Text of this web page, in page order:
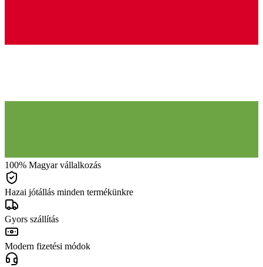
100% Magyar vállalkozás
Hazai jótállás minden termékünkre
Gyors szállítás
Modern fizetési módok